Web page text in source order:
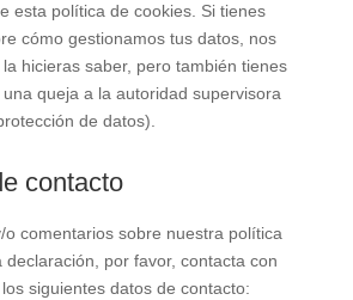
esta política de cookies. Si tienes
cómo gestionamos tus datos, nos
hicieras saber, pero también tienes
queja a la autoridad supervisora
de datos).
contacto
o comentarios sobre nuestra política
declaración, por favor, contacta con
siguientes datos de contacto: